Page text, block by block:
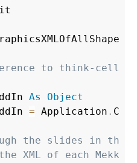
to think-cell
As
Object
= Application .
the slides in the
XML of each